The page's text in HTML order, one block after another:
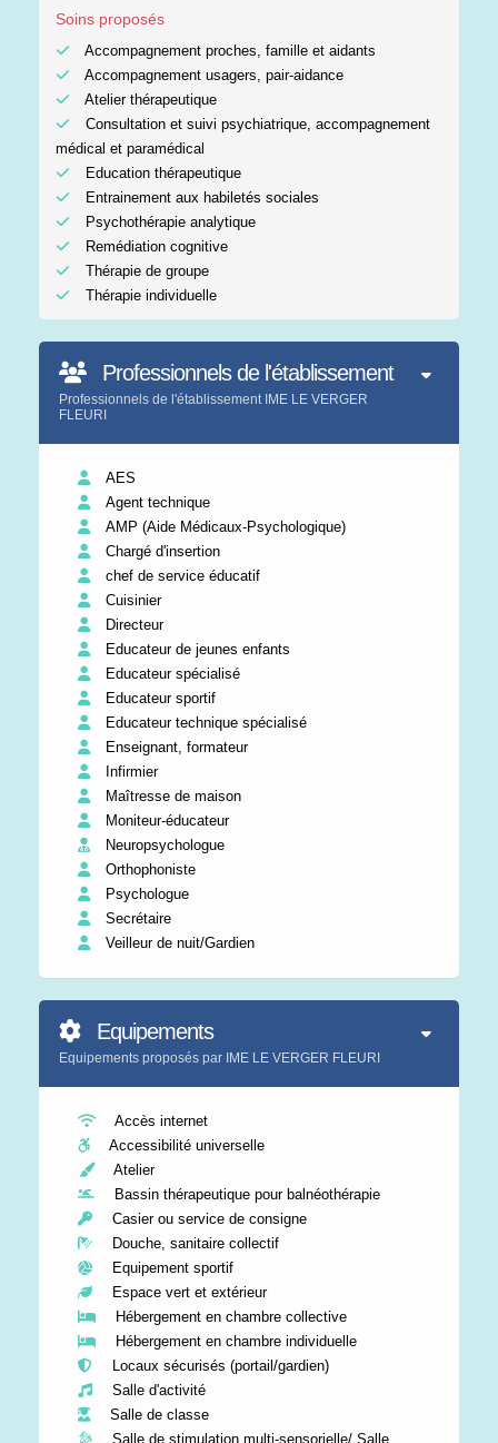
Soins proposés
Accompagnement proches, famille et aidants
Accompagnement usagers, pair-aidance
Atelier thérapeutique
Consultation et suivi psychiatrique, accompagnement
médical et paramédical
Education thérapeutique
Entrainement aux habiletés sociales
Psychothérapie analytique
Remédiation cognitive
Thérapie de groupe
Thérapie individuelle
Professionnels de l'établissement
Professionnels de l'établissement IME LE VERGER
FLEURI
AES
Agent technique
AMP (Aide Médicaux-Psychologique)
Chargé d'insertion
chef de service éducatif
Cuisinier
Directeur
Educateur de jeunes enfants
Educateur spécialisé
Educateur sportif
Educateur technique spécialisé
Enseignant, formateur
Infirmier
Maîtresse de maison
Moniteur-éducateur
Neuropsychologue
Orthophoniste
Psychologue
Secrétaire
Veilleur de nuit/Gardien
Equipements
Equipements proposés par IME LE VERGER FLEURI
Accès internet
Accessibilité universelle
Atelier
Bassin thérapeutique pour balnéothérapie
Casier ou service de consigne
Douche, sanitaire collectif
Equipement sportif
Espace vert et extérieur
Hébergement en chambre collective
Hébergement en chambre individuelle
Locaux sécurisés (portail/gardien)
Salle d'activité
Salle de classe
Salle de stimulation multi-sensorielle/ Salle